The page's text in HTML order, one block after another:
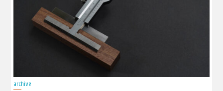
archive